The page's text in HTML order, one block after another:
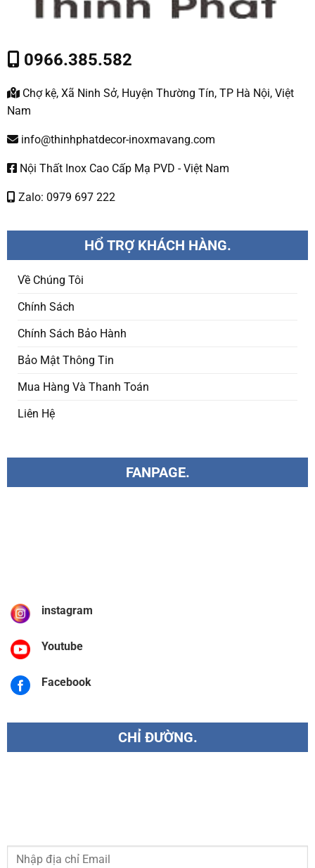
0966.385.582
Chợ kệ, Xã Ninh Sở, Huyện Thường Tín, TP Hà Nội, Việt
Nam
info@thinhphatdecor-inoxmavang.com
Nội Thất Inox Cao Cấp Mạ PVD - Việt Nam
Zalo: 0979 697 222
HỔ TRỢ KHÁCH HÀNG.
Về Chúng Tôi
Chính Sách
Chính Sách Bảo Hành
Bảo Mật Thông Tin
Mua Hàng Và Thanh Toán
Liên Hệ
FANPAGE.
instagram
Youtube
Facebook
CHỈ ĐƯỜNG.